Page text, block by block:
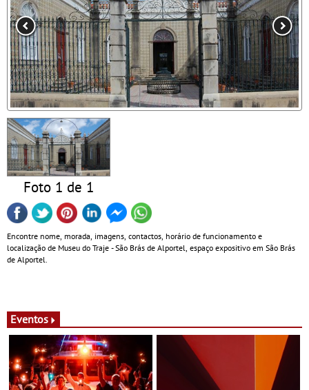
Foto 1 de 1
Encontre nome, morada, imagens, contactos, horário de funcionamento e
localização de Museu do Traje - São Brás de Alportel, espaço expositivo em São Brás
de Alportel.
Eventos